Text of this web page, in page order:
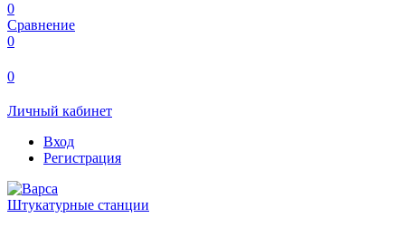
0
Сравнение
0
0
Личный кабинет
Вход
Регистрация
Штукатурные станции